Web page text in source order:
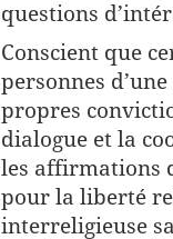
questions
Conscient que
personnes
propres
dialogue et la
les affirmations
pour la liberté
interreligieuse